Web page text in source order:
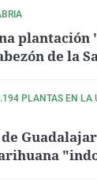
plantación
de la
PLANTAS EN LA